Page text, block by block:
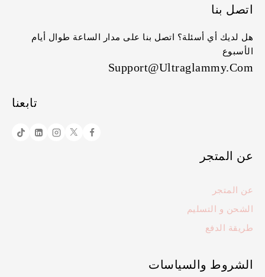
اتصل بنا
هل لديك أي أسئلة؟ اتصل بنا على مدار الساعة طوال أيام
الأسبوع
Support@ultraglammy.com
تابعنا
عن المتجر
عن المتجر
الشحن و التسليم
طريقة الدفع
الشروط والسياسات